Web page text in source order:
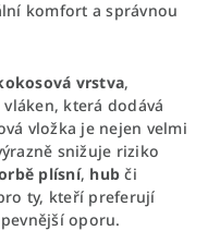
komfort a správnou
vrstva,
která dodává
vložka je nejen velmi
snižuje riziko
plísní, hub či
ty, kteří preferují
oporu.